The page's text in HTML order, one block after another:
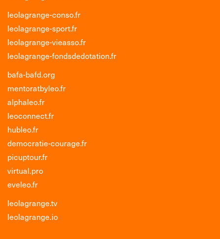
leolagrange-conso.fr
leolagrange-sport.fr
leolagrange-vieasso.fr
leolagrange-fondsdedotation.fr
bafa-bafd.org
mentoratbyleo.fr
alphaleo.fr
leoconnect.fr
hubleo.fr
democratie-courage.fr
picuptour.fr
virtual.pro
eveleo.fr
leolagrange.tv
leolagrange.io